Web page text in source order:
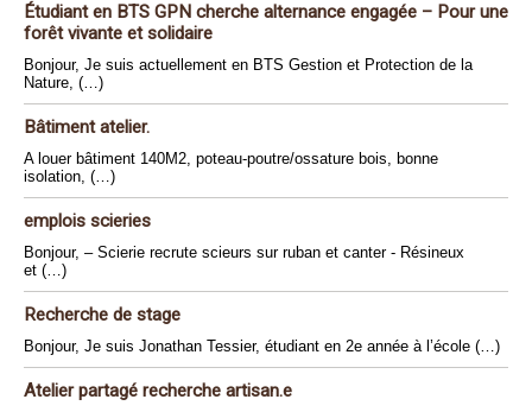
Étudiant en BTS GPN cherche alternance engagée – Pour une
forêt vivante et solidaire
Bonjour, Je suis actuellement en BTS Gestion et Protection de la
Nature, (…)
Bâtiment atelier.
A louer bâtiment 140M2, poteau-poutre/ossature bois, bonne
isolation, (…)
emplois scieries
Bonjour, – Scierie recrute scieurs sur ruban et canter - Résineux
et (…)
Recherche de stage
Bonjour, Je suis Jonathan Tessier, étudiant en 2e année à l’école (…)
Atelier partagé recherche artisan.e